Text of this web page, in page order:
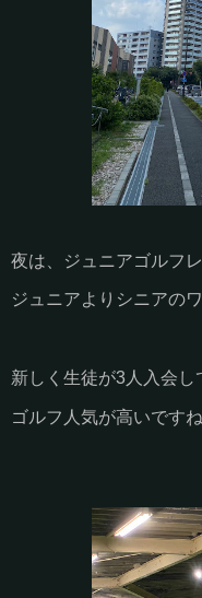
夜は、ジュニアゴルフレ
ジュニアよりシニアの
新しく生徒が3人入会し
ゴルフ人気が高いですね